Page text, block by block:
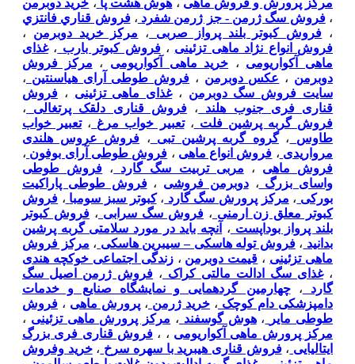
،فروش سگ ژرمن - جز ژرمن شفرد ،فروش قناري فانتزي
، فروش کبوتر بلند پرواز صربی ، مرکز خرید دوبرمن ،
فروش انواع نژاد ماهی تزئینی ،فروش کبوتر بارب ،غذای
ماهی آکواریومی ، خرید ماهی آکواریومی ، مرکز فروش
دوبرمن ، عکس دوبرمن ، فروش طوطی آرای هیاسنتین ،
سایت فروش سگ دوبرمن ،غذای ماهی تزئینی ، فروش
قناری فری جنوب هلند
،فروش قناری دلقک پرتغالی
،
فروش گربه پرشین فلت ،تعبیر خواب مرغ ،تعبیر خواب
طاوس
،گروه گربه پرشین تبی ، فروش عروس هلندی
مرواریدی ، فروش انواع ماهی ، فروش طوطی آرای بوفون ،
فروش ماهی ، مربی تربیت سگ گارد ، فروش طوطی
واسای بزرگ ،دوبرمن فروشی ،فروش طوطی پاراکیت
بورکی ، مرکز پرورش سگ گارد ،کبوتر سبز سومبا ، فروش
کبوتر معلق زن ارمنی ، فروش سگ سرابی ، فروش کبوتر
بلند پرواز بوداپست ،
آنچه باید در مورد سلامتی گربه پرشین
بدانید ،فروش توله هاسکی – سیبرین هاسکی ، مرکز فروش
ماهی تزئینی ، قیمت دوبرمن ،زندگی اجتماعی خوکچه هندی
،غذای سگ ادالت مالتی کراک ، فروش ژرمن اصیل سگ
گارد
،چهارمین گردهمایی و نمایشگاه صنایع و خدمات
دامپزشکی دام کوچک ، خرید ژرمن ، پرورش ماهی ، فروش
طوطی مایر
،هوش گوسفند ، مرکز پرورش ماهی تزئینی ،
مرکز پرورش ماهی آکواریومی ، ، فروش قناری فری بزرگ
ایتالیایی ،فروش قناری هیبرید با سهره سرخ ،خرید وفروش